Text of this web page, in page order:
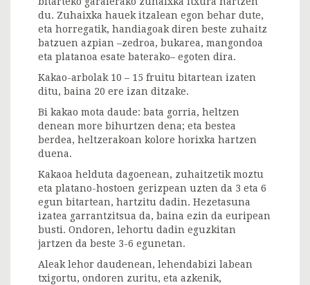
du. Zuhaixka hauek itzalean egon behar dute,
eta horregatik, handiagoak diren beste zuhaitz
batzuen azpian –zedroa, bukarea, mangondoa
eta platanoa esate baterako– egoten dira.
Kakao-arbolak 10 – 15 fruitu bitartean izaten
ditu, baina 20 ere izan ditzake.
Bi kakao mota daude: bata gorria, heltzen
denean more bihurtzen dena; eta bestea
berdea, heltzerakoan kolore horixka hartzen
duena.
Kakaoa helduta dagoenean, zuhaitzetik moztu
eta platano-hostoen gerizpean uzten da 3 eta 6
egun bitartean, hartzitu dadin. Hezetasuna
izatea garrantzitsua da, baina ezin da euripean
busti. Ondoren, lehortu dadin eguzkitan
jartzen da beste 3-6 egunetan.
Aleak lehor daudenean, lehendabizi labean
txigortu, ondoren zuritu, eta azkenik,